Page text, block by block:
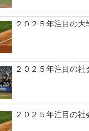
２０２５年注目の
２０２５年注目の
２０２５年注目の